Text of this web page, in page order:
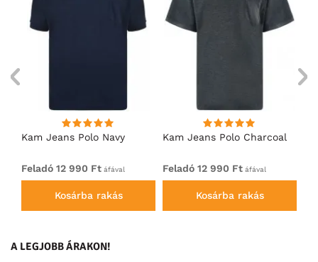
Kam Jeans Polo Navy
Feladó 12 990 Ft áfával
Kosárba rakás
Kam Jeans Polo Charcoal
Feladó 12 990 Ft áfával
Kosárba rakás
A LEGJOBB ÁRAKON!